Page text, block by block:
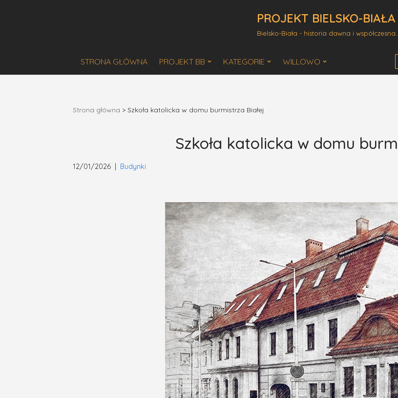
PROJEKT BIELSKO-BIAŁA
Bielsko-Biała - historia dawna i współczesna...
STRONA GŁÓWNA PROJEKT BB KATEGORIE WILLOWO
Strona główna >Szkoła katolicka w domu burmistrza Białej
Szkoła katolicka w domu
12/01/2026 Budynki